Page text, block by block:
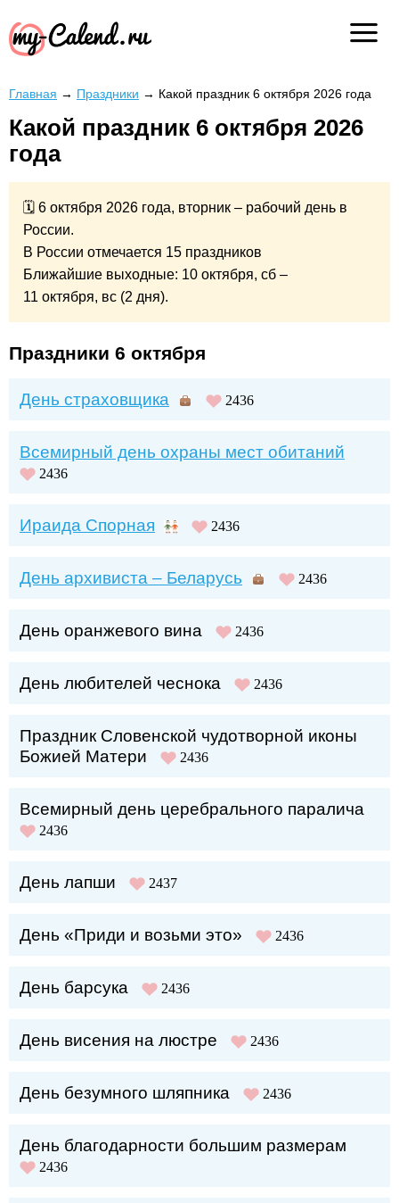
Главная → Праздники → Какой праздник 6 октября 2026 года
Какой праздник 6 октября 2026
года
🗓 6 октября 2026 года, вторник – рабочий день в
России.
В России отмечается 15 праздников
Ближайшие выходные: 10 октября, сб –
11 октября, вс (2 дня).
Праздники 6 октября
День страховщика 2436
Всемирный день охраны мест обитаний
2436
Ираида Спорная 2436
День архивиста – Беларусь 2436
День оранжевого вина 2436
День любителей чеснока 2436
Праздник Словенской чудотворной иконы
Божией Матери
2436
Всемирный день церебрального паралича
2436
День лапши 2437
День «Приди и возьми это» 2436
День барсука 2436
День висения на люстре 2436
День безумного шляпника 2436
День благодарности большим размерам
2436